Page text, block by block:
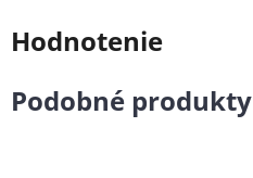
Hodnotenie
Podobné produkty